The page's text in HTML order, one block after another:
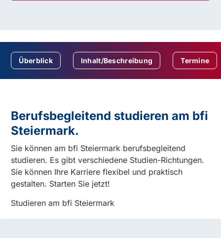
Überblick Inhalt/Beschreibung Termine
Berufsbegleitend studieren am bfi
Steiermark.
Sie können am bfi Steiermark berufsbegleitend
studieren. Es gibt verschiedene Studien-Richtungen.
Sie können Ihre Karriere flexibel und praktisch
gestalten. Starten Sie jetzt!
Studieren am bfi Steiermark